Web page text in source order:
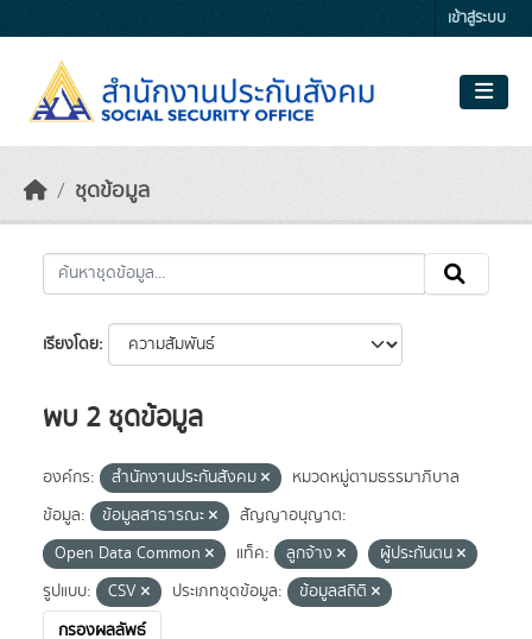
เข้าสู่ระบบ
ชุดข้อมูล
เรียงโดย
พบ 2 ชุดข้อมูล
องค์กร: สำนักงานประกันสังคม
หมวดหมู่ตามธรรมาภิบาล
ข้อมูล:
ข้อมูลสาธารณะ
สัญญาอนุญาต:
Open Data Common
แท็ค: ลูกจ้าง
ผู้ประกันตน
รูปแบบ:
CSV ประเภทชุดข้อมูล:
ข้อมูลสถิติ
กรองผลลัพธ์